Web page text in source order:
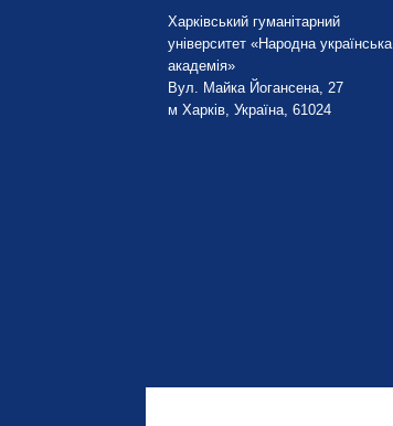
Харківський гуманітарний
університет «Народна українська
академія»
Вул. Майка Йогансена, 27
м Харків, Україна, 61024